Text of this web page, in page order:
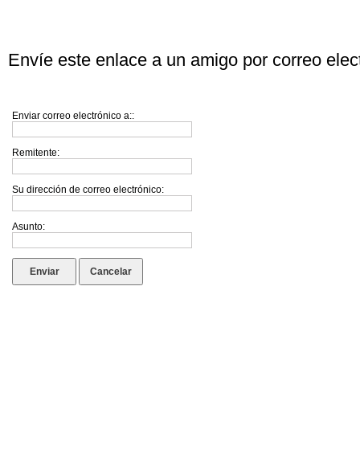
Envíe este enlace a un amigo por correo
Enviar correo electrónico a::
Remitente:
Su dirección de correo electrónico:
Asunto:
Enviar Cancelar